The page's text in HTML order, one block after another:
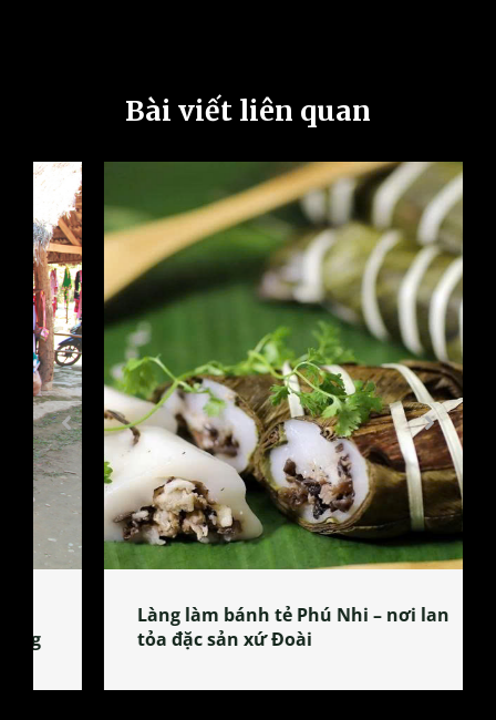
Bài viết liên quan
Làng làm bánh tẻ Phú Nhi – nơi lan
tỏa đặc sản xứ Đoài